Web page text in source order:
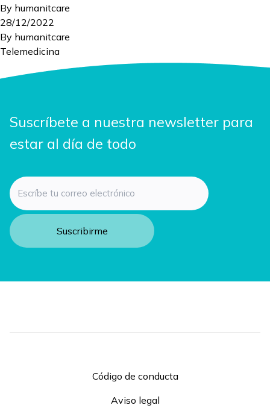
By humanitcare
28/12/2022
By humanitcare
Telemedicina
Suscríbete a nuestra newsletter para
estar al día de todo
Email
Código de conducta
Aviso legal